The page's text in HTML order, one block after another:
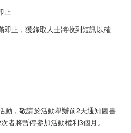
止
即止，獲錄取人士將收到短訊以確
動，敬請於活動舉辦前2天通知圖書
者將暫停參加活動權利3個月。